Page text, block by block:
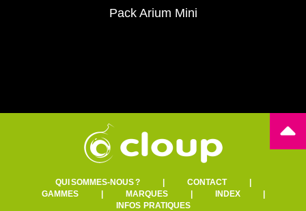
Pack Arium Mini
QUI SOMMES-NOUS ?| CONTACT|
GAMMES| MARQUES| INDEX|
INFOS PRATIQUES